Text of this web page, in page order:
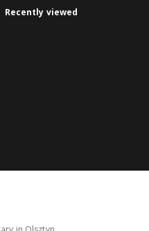
Recently viewed